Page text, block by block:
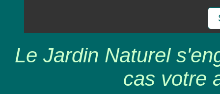
Le Jardin Naturel
cas votre